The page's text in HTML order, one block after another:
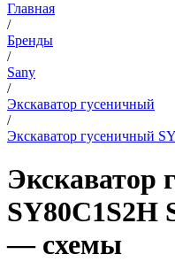
Главная
/
Бренды
/
Sany
/
Экскаватор гусеничный
/
Экскаватор гусеничный
Экскаватор
SY80C1S2H
— схемы